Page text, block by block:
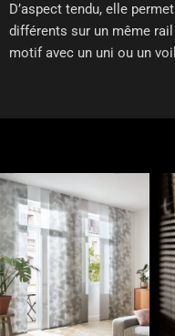
D’aspect tendu, elle
différents sur un même rail
motif avec un uni ou un